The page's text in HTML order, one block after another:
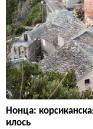
Нонца:
илось